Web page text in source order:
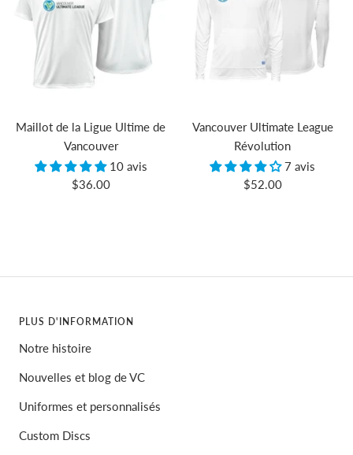
Maillot de la Ligue Ultime de
Vancouver
10 avis
Prix
$36.00
Vancouver Ultimate League
Révolution
7 avis
Prix
$52.00
PLUS D'INFORMATION
Notre histoire
Nouvelles et blog de VC
Uniformes et personnalisés
Custom Discs